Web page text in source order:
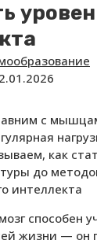
с
как
до
интеллекта
способен
жизни — он